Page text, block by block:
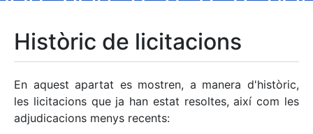
Històric de licitacions
En aquest apartat es mostren, a manera d'històric,
les licitacions que ja han estat resoltes, així com les
adjudicacions menys recents: